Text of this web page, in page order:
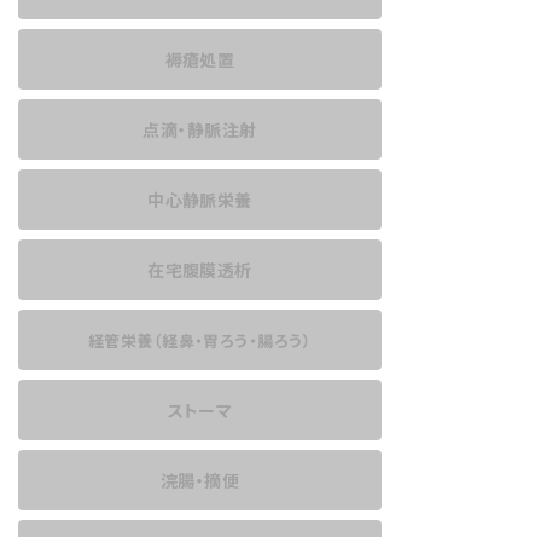
褥瘡処置
点滴・静脈注射
中心静脈栄養
在宅腹膜透析
経管栄養 （経鼻・胃ろう・腸ろう）
ストーマ
浣腸・摘便